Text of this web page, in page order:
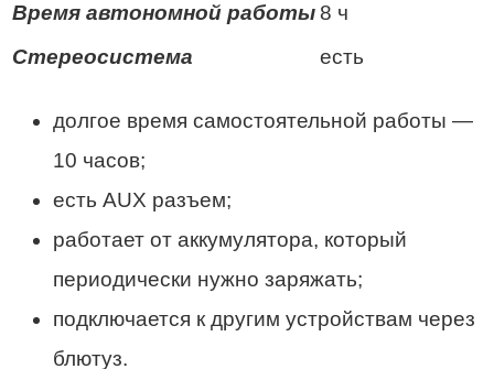
Время автономной работы8 ч
Стереосистема
есть
долгое время самостоятельной работы —
10 часов;
есть AUX разъем;
работает от аккумулятора, который
периодически нужно заряжать;
подключается к другим устройствам через
блютуз.